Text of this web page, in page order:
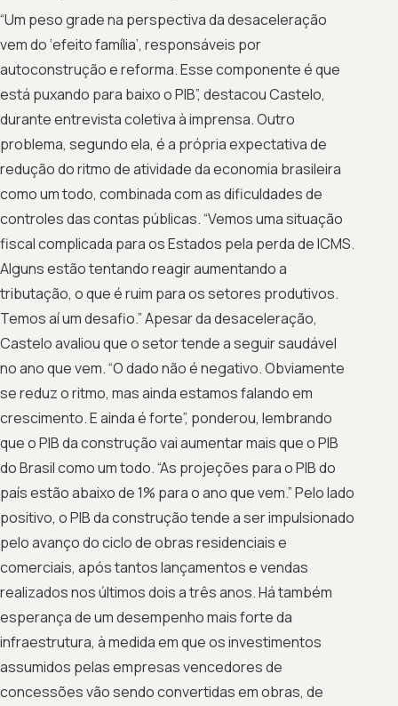
“Um peso grade na perspectiva da desaceleração
vem do ‘efeito família’, responsáveis por
autoconstrução e reforma. Esse componente é que
está puxando para baixo o PIB”, destacou Castelo,
durante entrevista coletiva à imprensa. Outro
problema, segundo ela, é a própria expectativa de
redução do ritmo de atividade da economia brasileira
como um todo, combinada com as dificuldades de
controles das contas públicas. “Vemos uma situação
fiscal complicada para os Estados pela perda de ICMS.
Alguns estão tentando reagir aumentando a
tributação, o que é ruim para os setores produtivos.
Temos aí um desafio.” Apesar da desaceleração,
Castelo avaliou que o setor tende a seguir saudável
no ano que vem. “O dado não é negativo. Obviamente
se reduz o ritmo, mas ainda estamos falando em
crescimento. E ainda é forte”, ponderou, lembrando
que o PIB da construção vai aumentar mais que o PIB
do Brasil como um todo. “As projeções para o PIB do
país estão abaixo de 1% para o ano que vem.” Pelo lado
positivo, o PIB da construção tende a ser impulsionado
pelo avanço do ciclo de obras residenciais e
comerciais, após tantos lançamentos e vendas
realizados nos últimos dois a três anos. Há também
esperança de um desempenho mais forte da
infraestrutura, à medida em que os investimentos
assumidos pelas empresas vencedores de
concessões vão sendo convertidas em obras, de